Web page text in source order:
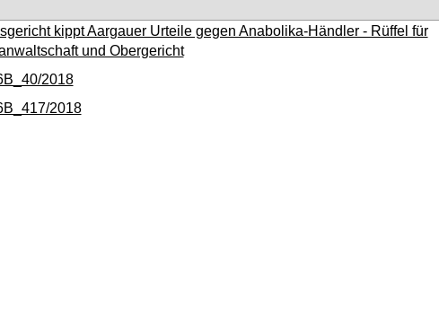
kippt Aargauer Urteile gegen Anabolika-Händler - Rüffel für
und Obergericht
2018
2018